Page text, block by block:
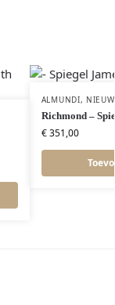
ALMUNDI, NIEUW
Richmond –
€351,00